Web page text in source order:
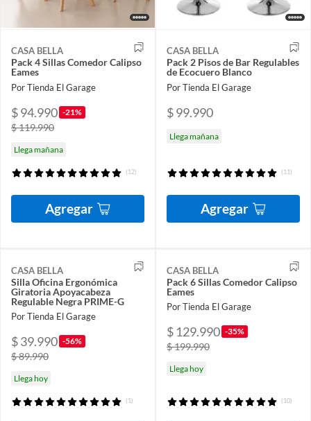
CASA BELLA
Pack 4 Sillas Comedor Calipso
Eames
Por Tienda El Garage
$ 94.990 -21%
$ 119.990
Llega mañana
(12)
Agregar
CASA BELLA
Pack 2 Pisos de Bar Regulables
de Ecocuero Blanco
Por Tienda El Garage
$ 99.990
Llega mañana
(11)
Agregar
CASA BELLA
Silla Oficina Ergonómica
Giratoria Apoyacabeza
Regulable Negra PRIME-G
Por Tienda El Garage
$ 39.990 -56%
$ 89.990
Llega hoy
(1)
CASA BELLA
Pack 6 Sillas Comedor Calipso
Eames
Por Tienda El Garage
$ 129.990 -35%
$ 199.990
Llega hoy
(10)